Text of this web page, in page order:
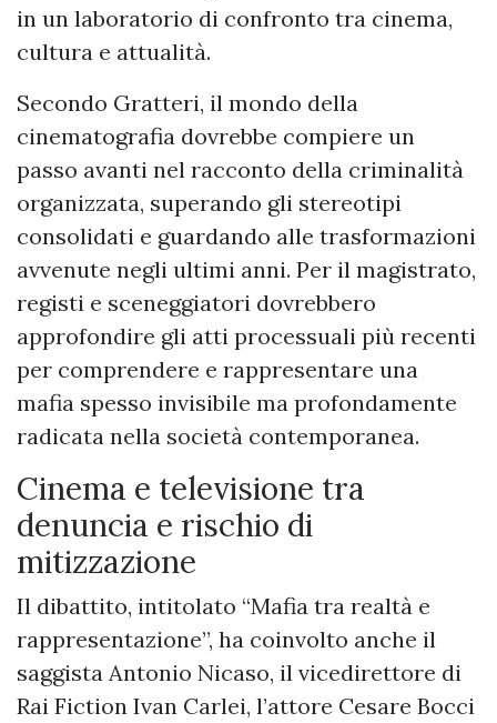
in un laboratorio di confronto tra cinema,
cultura e attualità.
Secondo Gratteri, il mondo della
cinematografia dovrebbe compiere un
passo avanti nel racconto della criminalità
organizzata, superando gli stereotipi
consolidati e guardando alle trasformazioni
avvenute negli ultimi anni. Per il magistrato,
registi e sceneggiatori dovrebbero
approfondire gli atti processuali più recenti
per comprendere e rappresentare una
mafia spesso invisibile ma profondamente
radicata nella società contemporanea.
Cinema e televisione tra
denuncia e rischio di
mitizzazione
Il dibattito, intitolato “Mafia tra realtà e
rappresentazione”, ha coinvolto anche il
saggista Antonio Nicaso, il vicedirettore di
Rai Fiction Ivan Carlei, l’attore Cesare Bocci